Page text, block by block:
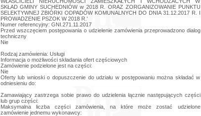
SKŁAD GMINY SUCHEDNIÓW w 2018 R. ORAZ ZORGANIZOWANIE PUNKTU
SELEKTYWNEJ ZBIÓRKI ODPADÓW KOMUNALNYCH DO DNIA 31.12.2017 R. I
PROWADZENIE PSZOK W 2018 R.'
Numer referencyjny: GNI.271.11.2017
Przed wszczęciem postępowania o udzielenie zamówienia przeprowadzono dialog
techniczny
Nie
Rodzaj zamówienia: Usługi
Informacja o możliwości składania ofert częściowych
Zamówienie podzielone jest na części:
Nie
Oferty lub wnioski o dopuszczenie do udziału w postępowaniu można składać w
odniesieniu do:
Zamawiający zastrzega sobie prawo do udzielenia łącznie następujących części
lub grup części:
Maksymalna liczba części zamówienia, na które może zostać udzielone
zamówienie jednemu wykonawcy: